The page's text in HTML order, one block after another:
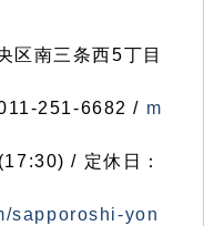
南三条西5丁目
251-6682 / m
/ 定休日：
sapporoshi-yon